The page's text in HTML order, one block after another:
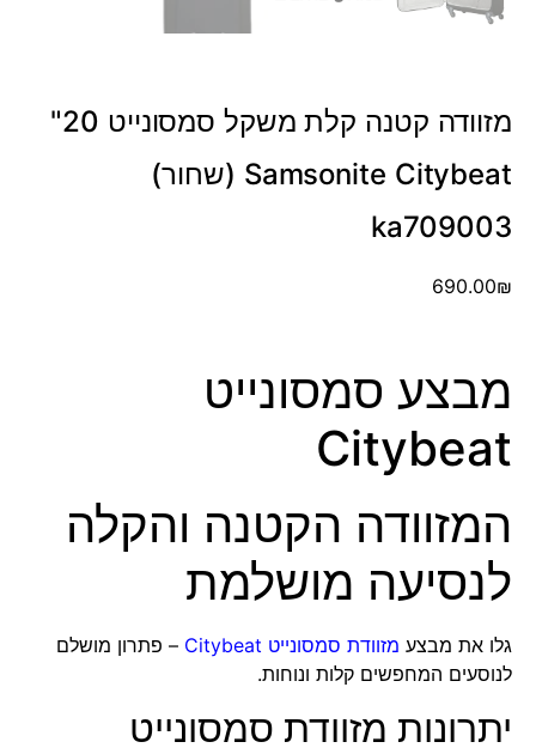
מזוודה קטנה קלת משקל סמסונייט 20"
Samsonite Citybeat (שחור)
ka709003
690.00₪
מבצע סמסונייט
Citybeat
המזוודה הקטנה והקלה
לנסיעה מושלמת
גלו את מבצע מזוודת סמסונייט Citybeat
– פתרון מושלם
לנוסעים המחפשים קלות ונוחות.
יתרונות מזוודת סמסונייט